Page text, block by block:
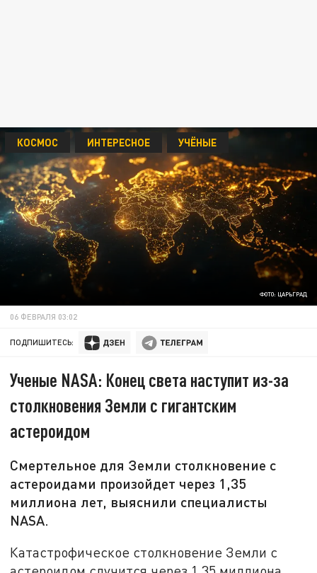
ФОТО: ЦАРЬГРАД
КОСМОС ИНТЕРЕСНОЕ УЧЁНЫЕ
06 ФЕВРАЛЯ 03:02
ПОДПИШИТЕСЬ:
Ученые NASA: Конец света наступит из-за
столкновения Земли с гигантским
астероидом
Смертельное для Земли столкновение с
астероидами произойдет через 1,35
миллиона лет, выяснили специалисты
NASA.
Катастрофическое столкновение Земли с